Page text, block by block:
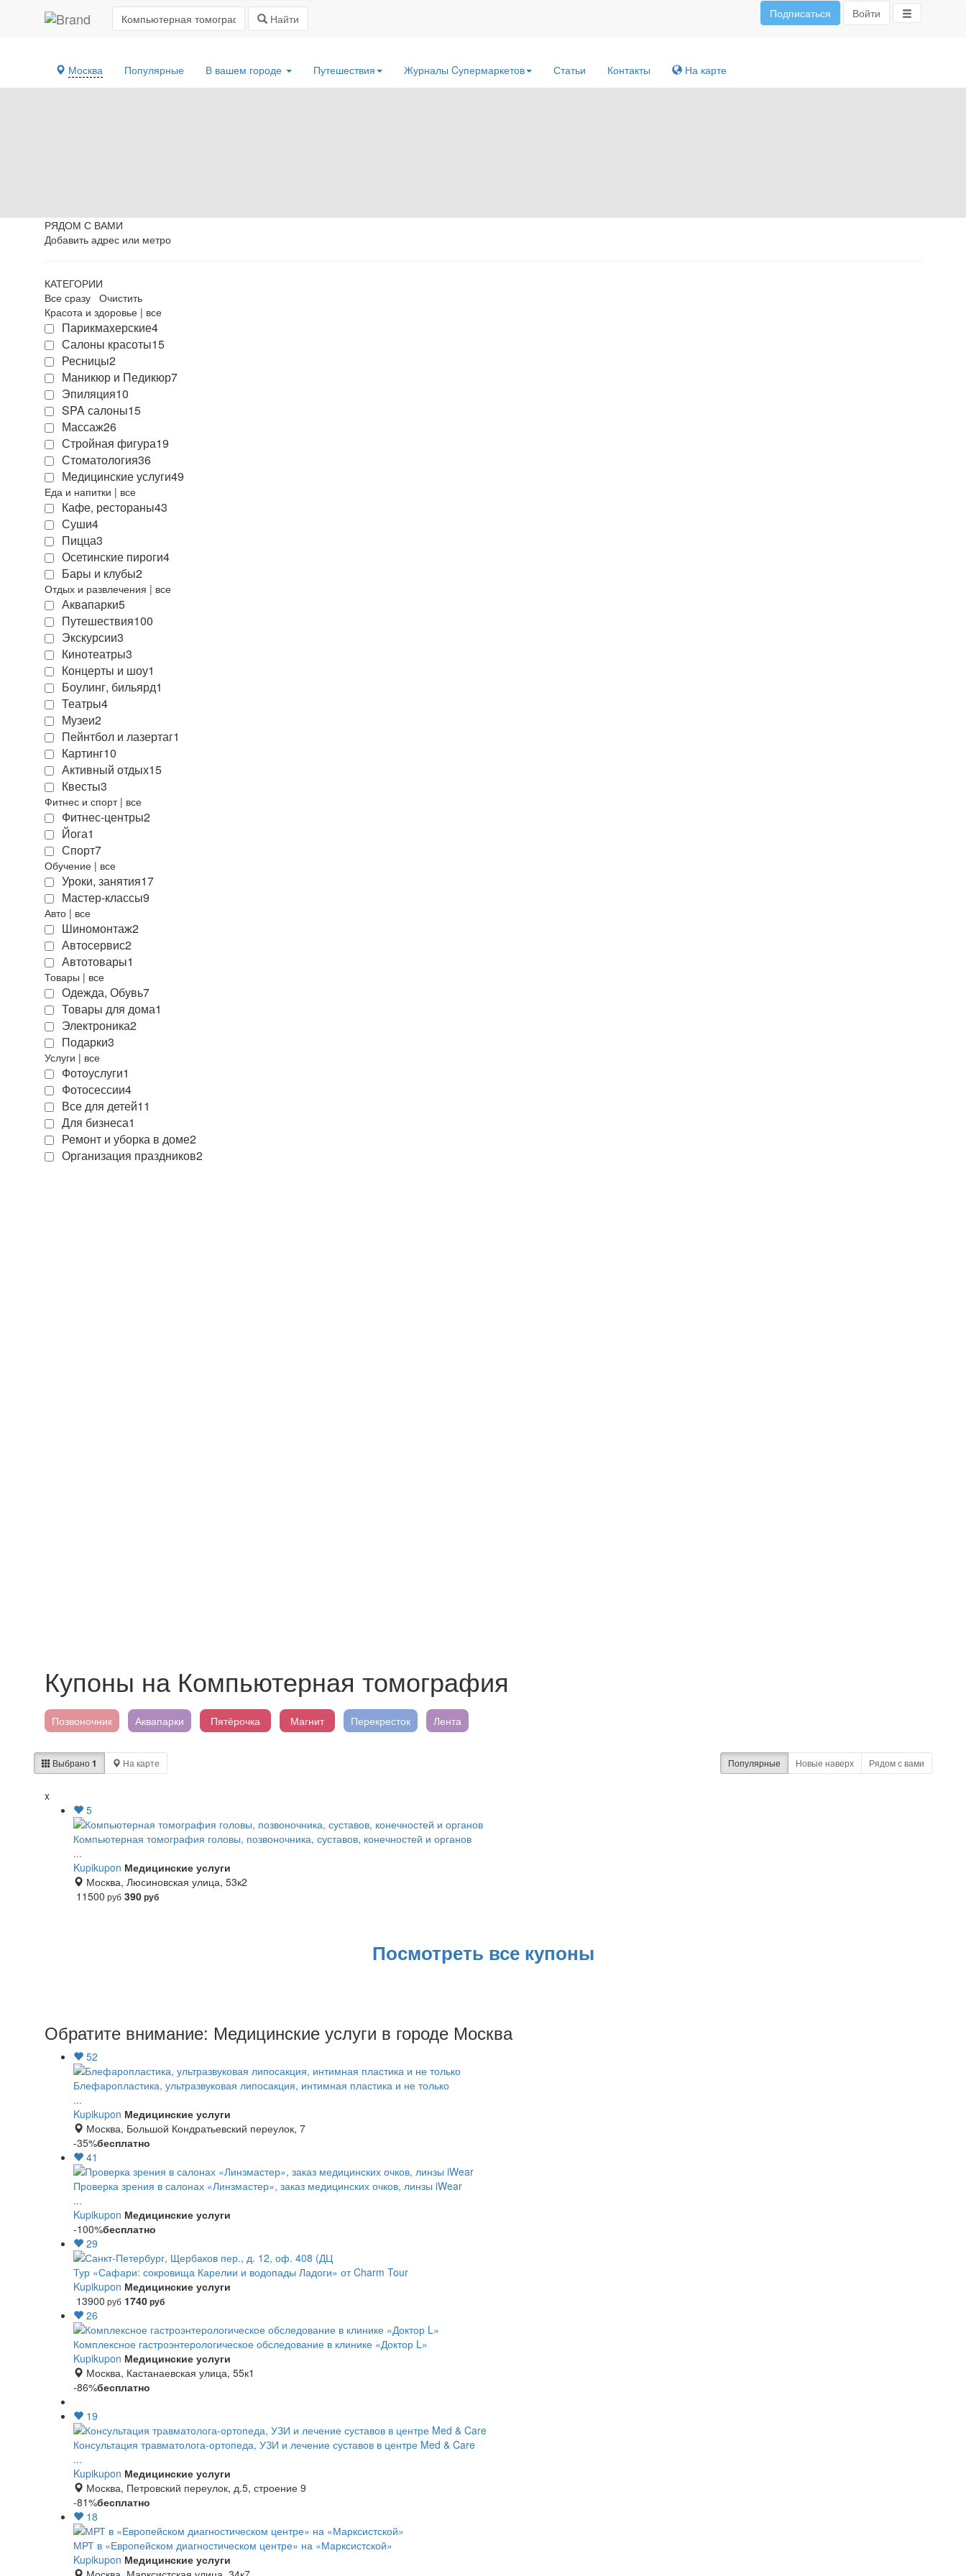
Найти Подписаться Войти
Москва Популярные В вашем городе Путешествия Журналы Cупермаркетов Статьи Контакты На карте
РЯДОМ С ВАМИ
Добавить адрес или метро
КАТЕГОРИИ
Все сразу Очистить
Красота и здоровье | все
Парикмахерские4
Салоны красоты15
Ресницы2
Маникюр и Педикюр7
Эпиляция10
SPA салоны15
Массаж26
Стройная фигура19
Стоматология36
Медицинские услуги49
Еда и напитки | все
Кафе, рестораны43
Суши4
Пицца3
Осетинские пироги4
Бары и клубы2
Отдых и развлечения | все
Аквапарки5
Путешествия100
Экскурсии3
Кинотеатры3
Концерты и шоу1
Боулинг, бильярд1
Театры4
Музеи2
Пейнтбол и лазертаг1
Картинг10
Активный отдых15
Квесты3
Фитнес и спорт | все
Фитнес-центры2
Йога1
Спорт7
Обучение | все
Уроки, занятия17
Мастер-классы9
Авто | все
Шиномонтаж2
Автосервис2
Автотовары1
Товары | все
Одежда, Обувь7
Товары для дома1
Электроника2
Подарки3
Услуги | все
Фотоуслуги1
Фотосессии4
Все для детей11
Для бизнеса1
Ремонт и уборка в доме2
Организация праздников2
Купоны на Компьютерная томография
Позвоночник Аквапарки Пятёрочка Магнит Перекресток Лента
Выбрано1 На карте Популярные Новые наверх Рядом с вами
x
5
Компьютерная томография головы, позвоночника, суставов, конечностей и органов
...
Kupikupon Медицинские услуги
Москва, Люсиновская улица, 53к2
11500 руб 390руб
Посмотреть все купоны
Обратите внимание: Медицинские услуги в городе Москва
52
Блефаропластика, ультразвуковая липосакция, интимная пластика и не только
...
Kupikupon Медицинские услуги
Москва, Большой Кондратьевский переулок, 7
-35%бесплатно
41
Проверка зрения в салонах «Линзмастер», заказ медицинских очков, линзы iWear
...
Kupikupon Медицинские услуги
-100%бесплатно
29
Тур «Сафари: сокровища Карелии и водопады Ладоги» от Charm Tour
Kupikupon Медицинские услуги
13900 руб 1740руб
26
Комплексное гастроэнтерологическое обследование в клинике «Доктор L»
Kupikupon Медицинские услуги
Москва, Кастанаевская улица, 55к1
-86%бесплатно
19
Консультация травматолога-ортопеда, УЗИ и лечение суставов в центре Med & Care
...
Kupikupon Медицинские услуги
Москва, Петровский переулок, д.5, строение 9
-81%бесплатно
18
МРТ в «Европейском диагностическом центре» на «Марксистской»
Kupikupon Медицинские услуги